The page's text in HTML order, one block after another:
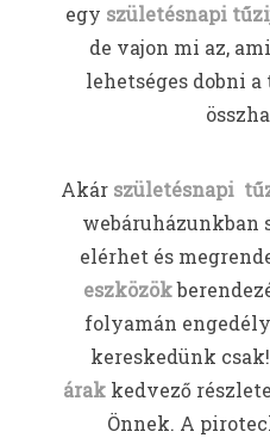
egy születésnapi
de vajon mi az,
lehetséges dobni
Akár születésnapi
webáruházunkban
elérhet és
eszközök
folyamán
kereskedünk csak!
árak kedvező
Önnek. A